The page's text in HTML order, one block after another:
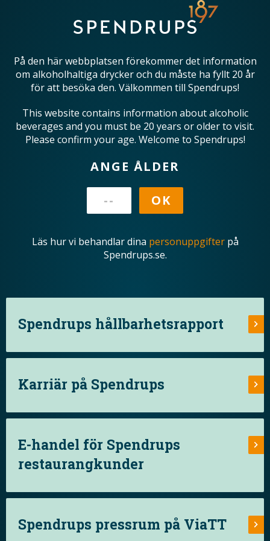
På den här webbplatsen förekommer det information
om alkoholhaltiga drycker och du måste ha fyllt 20 år
för att besöka den. Välkommen till Spendrups!
This website contains information about alcoholic
beverages and you must be 20 years or older to visit.
Please confirm your age. Welcome to Spendrups!
ANGE ÅLDER
Läs hur vi behandlar dina personuppgifterpå
Spendrups.se.
Spendrups hållbarhetsrapport
Karriär på Spendrups
E-handel för Spendrups
restaurangkunder
Spendrups pressrum på ViaTT